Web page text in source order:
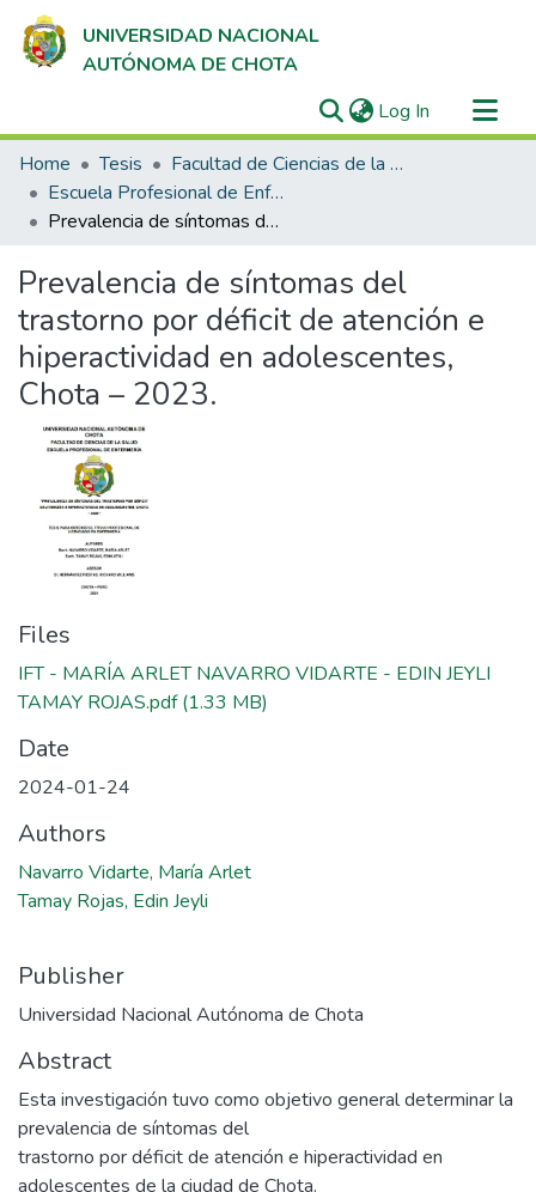
UNIVERSIDAD NACIONAL
AUTÓNOMA DE CHOTA
Log In (current)
Communities & Collections
All of DSpace
Statistics
Home Tesis
Facultad de Ciencias de la Salud
Escuela Profesional de Enfermería
Prevalencia de síntomas del trastorno por déficit de atención e hiperactividad en adolescentes, Chota – 2023.
Prevalencia de síntomas del
trastorno por déficit de atención e
hiperactividad en adolescentes,
Chota – 2023.
Files
IFT - MARÍA ARLET NAVARRO VIDARTE - EDIN JEYLI
TAMAY ROJAS.pdf(1.33 MB)
Date
2024-01-24
Authors
Navarro Vidarte, María Arlet
Tamay Rojas, Edin Jeyli
Publisher
Universidad Nacional Autónoma de Chota
Abstract
Esta investigación tuvo como objetivo general determinar la
prevalencia de síntomas del
trastorno por déficit de atención e hiperactividad en
adolescentes de la ciudad de Chota.